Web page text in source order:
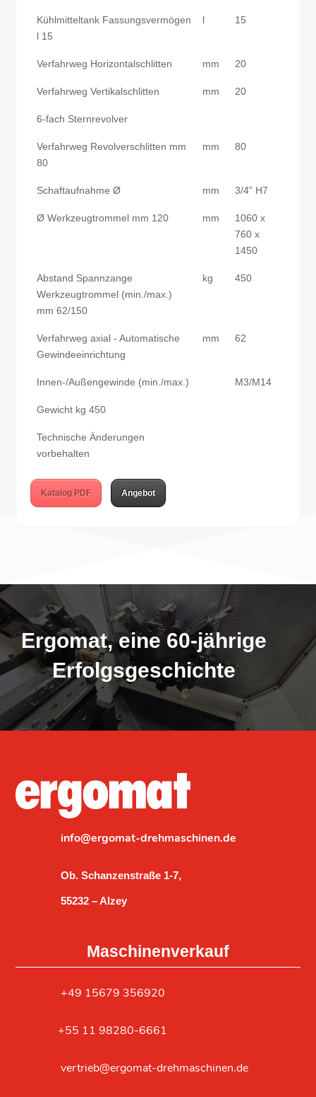
Kühlmitteltank Fassungsvermögen
l 15
l 15
Verfahrweg Horizontalschlitten mm 20
Verfahrweg Vertikalschlitten mm 20
6-fach Sternrevolver
Verfahrweg Revolverschlitten mm
80
mm 80
Schaftaufnahme Ø mm 3/4” H7
Ø Werkzeugtrommel mm 120 mm
1060 x
760 x
1450
Abstand Spannzange
Werkzeugtrommel (min./max.)
mm 62/150
kg 450
Verfahrweg axial - Automatische
Gewindeeinrichtung
mm 62
Innen-/Außengewinde (min./max.) M3/M14
Gewicht kg 450
Technische Änderungen
vorbehalten
Katalog PDF Angebot
Ergomat, eine 60-jährige
Erfolgsgeschichte
info@ergomat-drehmaschinen.de
Ob. Schanzenstraße 1-7,
55232 – Alzey
Maschinenverkauf
‎+49 15679 356920
+55 11 98280-6661
vertrieb@ergomat-drehmaschinen.de